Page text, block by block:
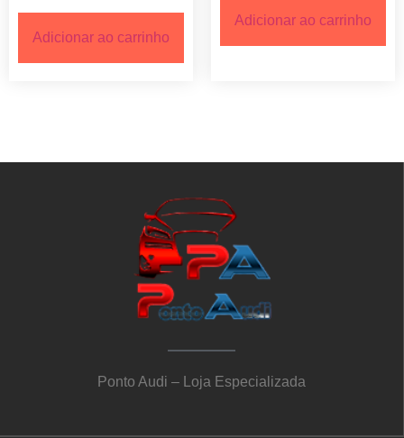
Adicionar ao carrinho
Adicionar ao carrinho
Ponto Audi – Loja Especializada